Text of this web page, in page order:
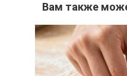
Вам также